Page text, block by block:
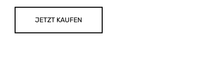
JETZT KAUFEN